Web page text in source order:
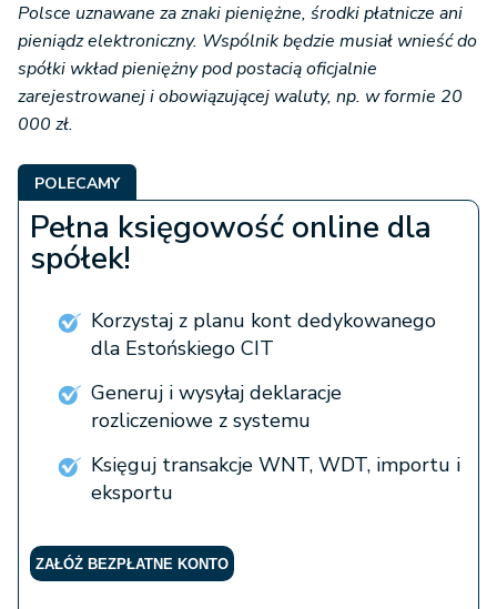
Polsce uznawane za znaki pieniężne, środki płatnicze ani
pieniądz elektroniczny. Wspólnik będzie musiał wnieść do
spółki wkład pieniężny pod postacią oficjalnie
zarejestrowanej i obowiązującej waluty, np. w formie 20
000 zł.
POLECAMY
Pełna księgowość online dla
spółek!
Korzystaj z planu kont dedykowanego
dla Estońskiego CIT
Generuj i wysyłaj deklaracje
rozliczeniowe z systemu
Księguj transakcje WNT, WDT, importu i
eksportu
ZAŁÓŻ BEZPŁATNE KONTO